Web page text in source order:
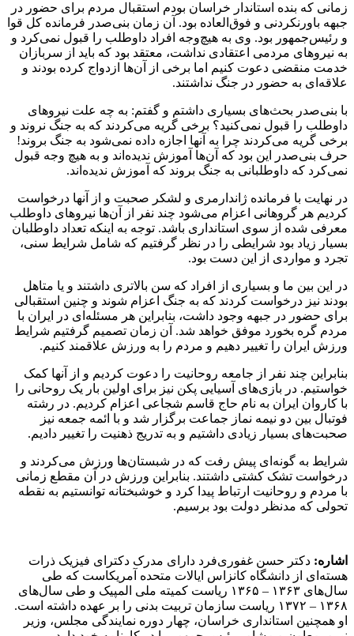
زمانی که بنده استاندار خراسان بودم استقبال مردم برای حضور در
جبهه باورنکردنی و فوق‌العاده بود. آن زمان بنی‌صدر فرمانده کل قوا
و رئیس‌جمهور بود. وی به هیچ‌وجه افراد داوطلب را قبول نمی‌کرد و
به نیروهای مردمی اعتقادی نداشت، معتقد بود که باید از سربازان
خدمت منقضی دعوت کنیم اما برخی از آن‌ها ازدواج کرده بودند و
علاقه‌ای به حضور در جنگ نداشتند.
با بنی‌صدر بحث‌های بسیاری داشتم و گفتم: به چه علت نیروهای
داوطلب را قبول نمی‌کنید؟ برخی گریه می‌کردند که به جنگ نروند و
برخی گریه می‌کردند چرا به آنها اجازه داده نمی‌شود به جنگ بروند!
حرف بنی‌صدر این بود که آن‌ها آموزش ندیده‌اند و به هیچ وجه قبول
نمی‌کرد که داوطلبانی به جنگ بروند که آموزش ندیده‌اند.
در نهایت با فرمانده ژاندارمری و لشکر صحبت و از آنها درخواست
کردیم هر گروهانی اعزام می‌شود چند نفر از آن‌ها نیروهای داوطلب
معرفی شده از سوی استانداری باشد. توجه به اینکه تعداد داوطلبان
بسیار زیاد بود شرایطی را در نظر گرفتیم که شامل شرایط سنی،
تجرد و مواردی از این دست بود.
در این بین ما و بسیاری از افراد که سن بالاتری داشتند و یا متاهل
بودند نیز درخواست کردند که به جنگ اعزام شوند و چنین استقبالی
برای حضور در جبهه وجود داشت، بنابراین هر مسئله‌ای در ایران با
مردم گره بخورد موفق خواهد شد. آن زمان تصمیم گرفتیم شرایط
ورزش ایران را تغییر دهیم و مردم را به ورزش علاقمند کنیم.
بنابراین چند نفر از جامعه روحانیت را دعوت کردیم و از آنها کمک
خواستیم. در بازی‌های آسیایی پکن نیز برای اولین بار یک روحانی را
با کاروان ایران به نام حاج قاسم شجاعی اعزام کردیم. در رشته
فوتبال بین دو نیمه نماز جماعت برگزار شد و با ائمه جمعه نیز
صحبت‌های بسیار زیادی داشتیم و به تدریج ذهنیت را تغییر دادیم.
شرایط به گونه‌ای پیش رفت که در شبستان‌ها ورزش می‌کردند و
درخواست تشک کشتی داشتند. بنابراین ورزش در آن مقطع زمانی
با مردم و روحانیت ارتباط پیدا کرد و خوشبختانه توانستیم به نقطه
تحولی که مدنظر دولت بود برسیم.
اشاره: دکتر حسن غفوری‌فرد دارای مدرک دکترای فیزیک ذرات
هسته‌ای از دانشگاه کانزاس ایالات متحده آمریکاست که طی
سال‌های ۱۳۶۳ – ۱۳۶۵ ریاست کمیته‌ ملی المپیک و طی سال‌های
۱۳۶۸ – ۱۳۷۲ ریاست سازمان تربیت‌ بدنی را بر عهده داشته است.
او همچنین استانداری خراسان، چهار دوره نمایندگی مجلس، وزیر